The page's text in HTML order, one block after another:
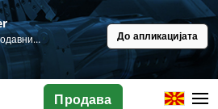
Бесплатно во продавница До апликацијата
Продава